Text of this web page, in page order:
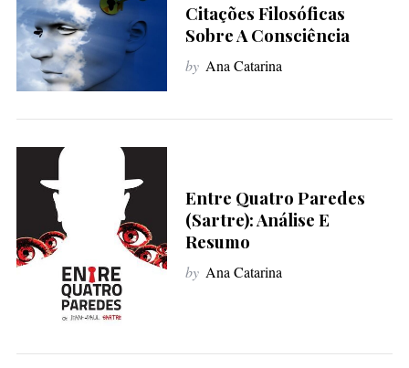
Citações Filosóficas
Sobre A Consciência
by Ana Catarina
Entre Quatro Paredes
(Sartre): Análise E
Resumo
by Ana Catarina